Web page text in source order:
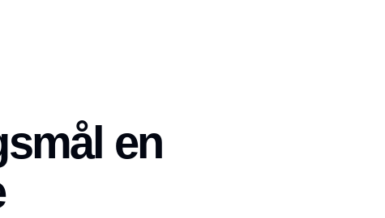
en